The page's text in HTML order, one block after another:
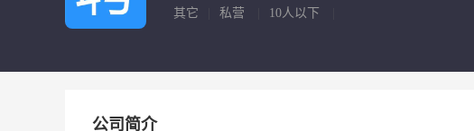
其它 私营 10人以下
公司简介